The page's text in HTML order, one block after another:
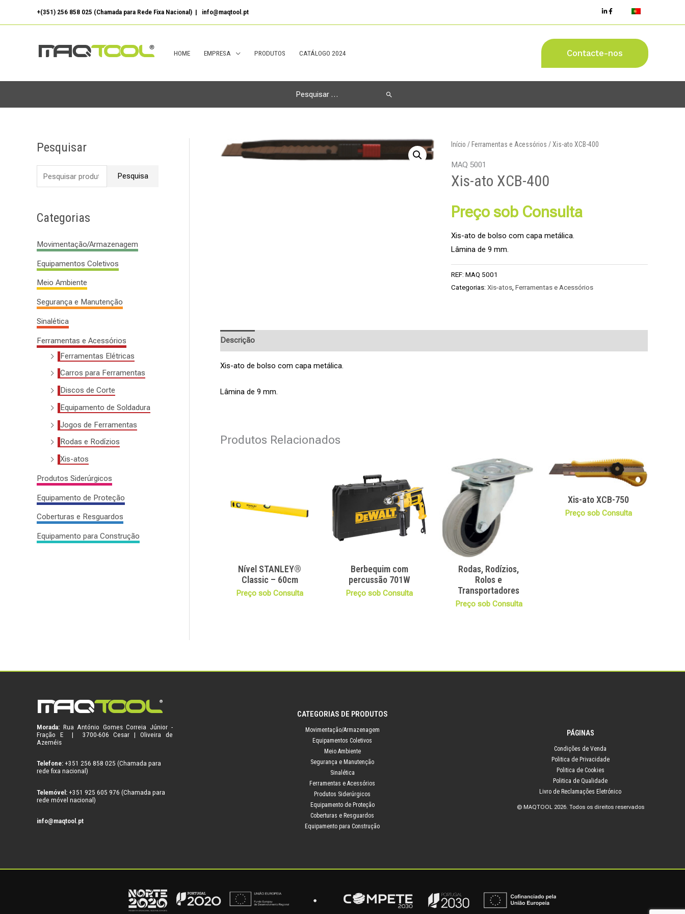
+(351) 256 858 025 (Chamada para Rede Fixa Nacional) | info@maqtool.pt
HOME EMPRESA PRODUTOS CATÁLOGO 2024 Contacte-nos
for:
Pesquisar
P
i
a
r
p
o
:
Pesquisa
Categorias
Movimentação/Armazenagem
Equipamentos Coletivos
Meio Ambiente
Segurança e Manutenção
Sinalética
Ferramentas e Acessórios
Ferramentas Elétricas
Carros para Ferramentas
Discos de Corte
Equipamento de Soldadura
Jogos de Ferramentas
Rodas e Rodízios
Xis-atos
Produtos Siderúrgicos
Equipamento de Proteção
Coberturas e Resguardos
Equipamento para Construção
Início / Ferramentas e Acessórios / Xis-ato XCB-400
MAQ 5001
Xis-ato XCB-400
Preço sob Consulta
Xis-ato de bolso com capa metálica.
Lâmina de 9 mm.
REF:MAQ 5001
Categorias:Xis-atos ,Ferramentas e Acessórios
Descrição
Xis-ato de bolso com capa metálica.
Lâmina de 9 mm.
Produtos Relacionados
Nível STANLEY®
Classic – 60cm
Preço sob Consulta
Berbequim com
percussão 701W
Preço sob Consulta
Rodas, Rodízios,
Rolos e
Transportadores
Preço sob Consulta
Xis-ato XCB-750
Preço sob Consulta
Morada: Rua António Gomes Correia Júnior -
Fração E | 3700-606 Cesar | Oliveira de
Azeméis
Telefone: +351 256 858 025 (Chamada para
rede fixa nacional)
Telemóvel: +351 925 605 976 (Chamada para
rede móvel nacional)
info@maqtool.pt
CATEGORIAS DE PRODUTOS
Movimentação/Armazenagem
Equipamentos Coletivos
Meio Ambiente
Segurança e Manutenção
Sinalética
Ferramentas e Acessórios
Produtos Siderúrgicos
Equipamento de Proteção
Coberturas e Resguardos
Equipamento para Construção
PÁGINAS
Condições de Venda
Politica de Privacidade
Politica de Cookies
Politica de Qualidade
Livro de Reclamações Eletrónico
© MAQTOOL 2026. Todos os direitos reservados